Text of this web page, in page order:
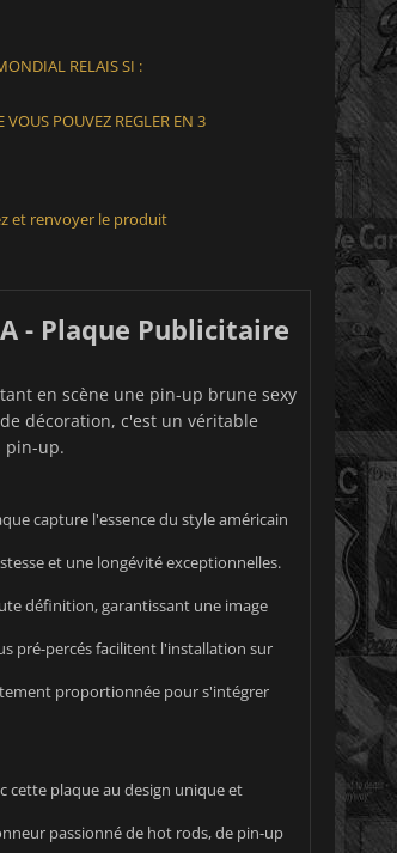
RELAIS SI :
POUVEZ REGLER EN 3
et renvoyer le produit
- Plaque Publicitaire
en scène une pin-up brune sexy
décoration, c'est un véritable
pin-up.
capture l'essence du style américain
et une longévité exceptionnelles.
définition, garantissant une image
pré-percés facilitent l'installation sur
proportionnée pour s'intégrer
plaque au design unique et
passionné de hot rods, de pin-up